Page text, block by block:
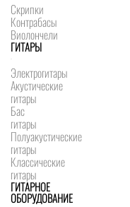
Скрипки
Контрабасы
Виолончели
ГИТАРЫ
Электрогитары
Акустические
гитары
Бас
гитары
Полуакустические
гитары
Классические
гитары
ГИТАРНОЕ
ОБОРУДОВАНИЕ